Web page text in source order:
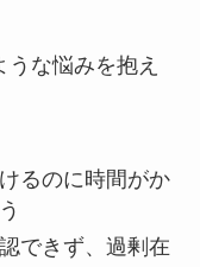
な悩みを抱え
るのに時間がか
できず、過剰在